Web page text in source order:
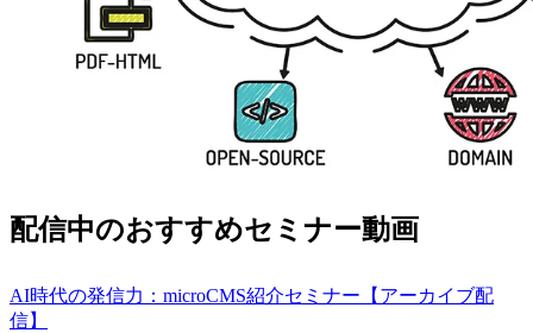
配信中のおすすめセミナー動画
AI時代の発信力：microCMS紹介セミナー【アーカイブ配
信】